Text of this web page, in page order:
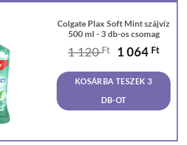
Colgate Plax Soft Mint szájvíz
500 ml - 3 db-os csomag
1 120Ft
Original
was:
1
120 Ft.
1 064 Ft
is:
064
KOSÁRBA TESZEK 3
DB-OT